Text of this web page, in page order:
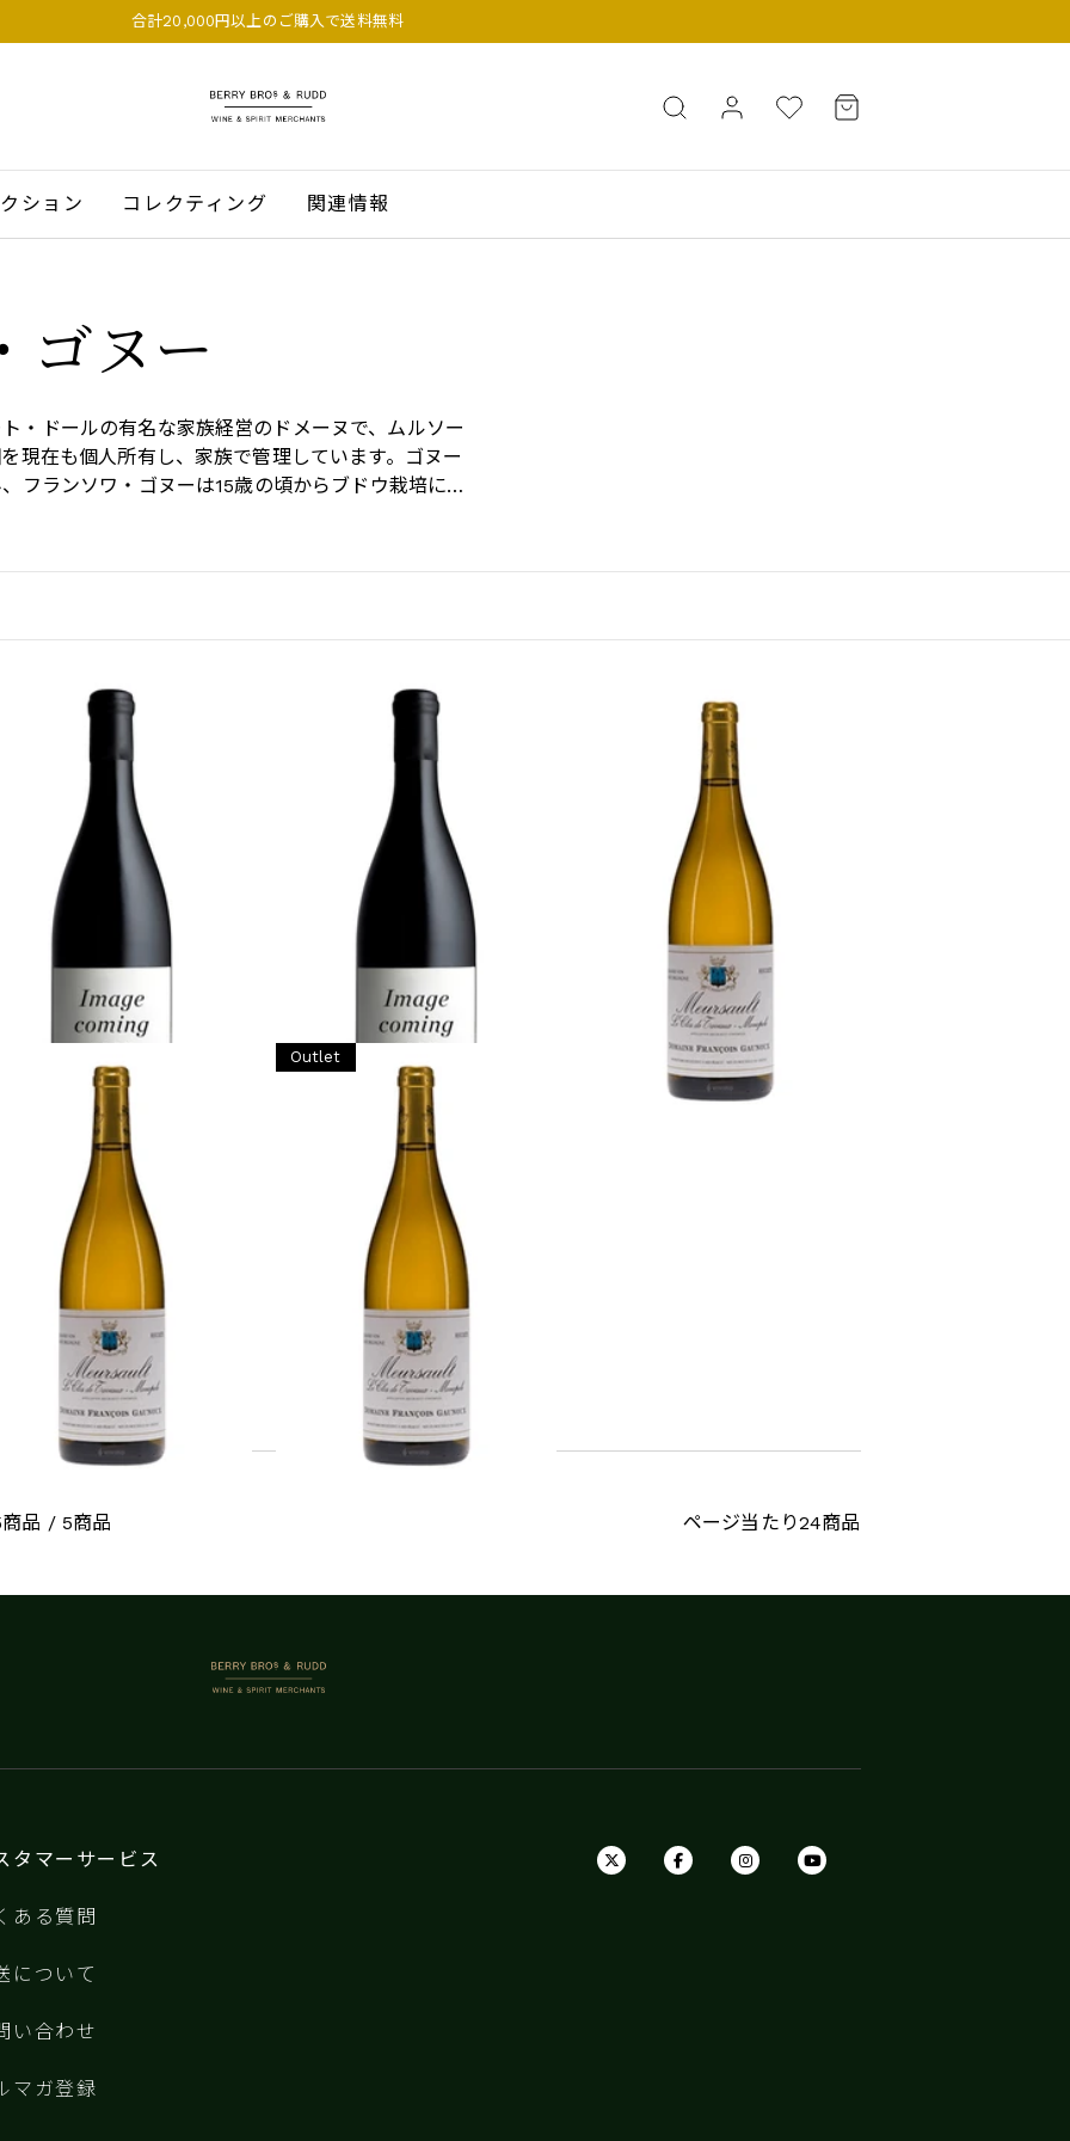
合計20,000円以上のご購入で送料無料
BERRY BROS. & RUDD
ション コレクティング 関連情報
ゴヌー
・ドールの有名な家族経営のドメーヌで、ムルソー
現在も個人所有し、家族で管理しています。ゴヌー
フランソワ・ゴヌーは15歳の頃からブドウ栽培に
ルの有名なアンリ・ゴヌーの息子でもあります。前
ソワ・ゴヌーの娘であるクロディーヌ・ゴヌーに
もある複雑な最高品質のワインを造っています。
ポマール、レ・ゼプノ、
ミエ・クリュ、フランソ
(税込) - 750ml
カートに追加する
1997 ポマール、レ・ルジア
ン、プルミエ・クリュ、フラン
ソワ・ゴヌー
十分に飲み頃
¥49,500 (税込) - 750ml
カートに追加する
2009 ムルソー、ラ・グット・
ドール、プルミエ・クリュ、フ
ランソワ・ゴヌー
十分に飲み頃
¥77,000 (税込) - 750ml
カートに追加する
ムルソー、ラ・グット・
ル、プルミエ・クリュ、フ
ソワ・ゴヌー
十分に飲み頃
(税込) - 750ml
カートに追加する
Outlet
BURGUNDY
1999 ムルソー、ラ・グット・
ドール、プルミエ・クリュ、フ
ランソワ・ゴヌー
十分に飲み頃
¥61,875 (税込) - 750ml
¥82,500 (税込)
カートに追加する
商品 / 5商品 ページ当たり24商品
BERRY BROS. & RUDD
タマーサービス
ある質問
について
い合わせ
マガ登録